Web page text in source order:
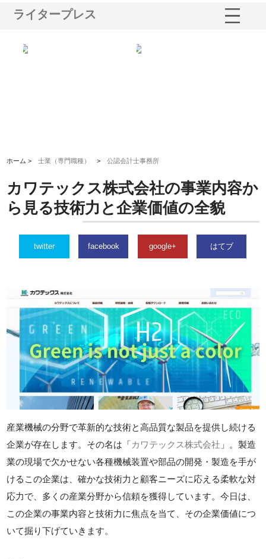
ライタープレス
ホーム >士業（専門職種） >公認会計士事務所
カワテックス株式会社の事業内容か
ら見る技術力と企業価値の全貌
twitter facebook google+ はてブ
産業機械の分野で革新的な技術と高品質な製品を提供し続ける
企業が存在します。その名は「カワテックス株式会社 」。製造
業の現場で欠かせない各種機械装置や部品の開発・製造を手が
けるこの企業は、確かな技術力と顧客ニーズに応える柔軟な対
応力で、多くの産業分野から信頼を獲得しています。今日は、
この企業の事業内容と技術力に焦点を当て、その企業価値につ
いて掘り下げていきます。